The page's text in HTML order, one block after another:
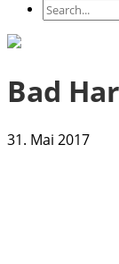
Bad
31. Mai 2017